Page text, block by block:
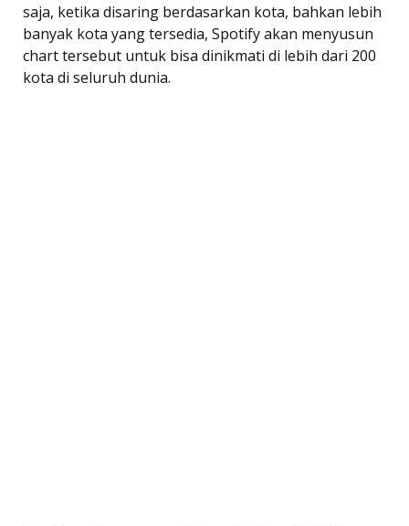
saja, ketika disaring berdasarkan kota, bahkan lebih
banyak kota yang tersedia, Spotify akan menyusun
chart tersebut untuk bisa dinikmati di lebih dari 200
kota di seluruh dunia.